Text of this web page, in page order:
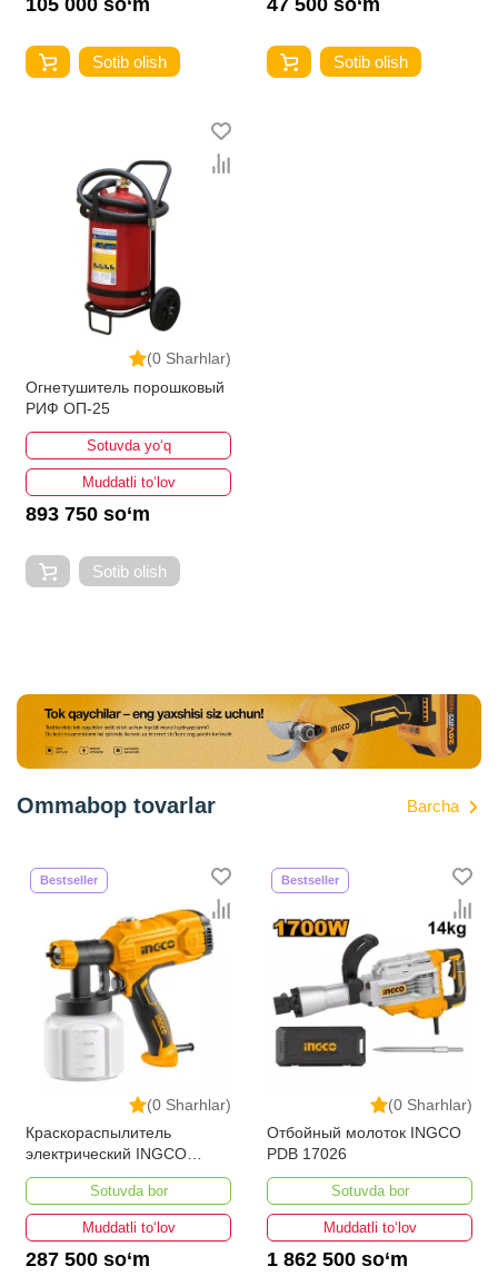
105 000 so‘m
Sotib olish
47 500 so‘m
Sotib olish
(0 Sharhlar)
Огнетушитель порошковый
РИФ ОП-25
Sotuvda yo‘q
Muddatli to‘lov
893 750 so‘m
Sotib olish
Ommabop tovarlar Barcha
(0 Sharhlar)
Bestseller
Краскораспылитель
электрический INGCO
SPG3508 450 w
Sotuvda bor
Muddatli to‘lov
287 500 so‘m
(0 Sharhlar)
Bestseller
Отбойный молоток INGCO
PDB 17026
Sotuvda bor
Muddatli to‘lov
1 862 500 so‘m